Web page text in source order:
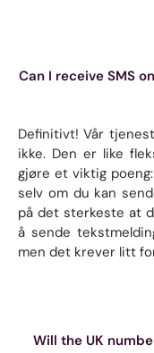
Can I receive SMS
Definitivt! Vår
ikke. Den er like
gjøre et viktig
selv om du kan
på det sterkeste at
å sende
men det krever litt
Will the UK